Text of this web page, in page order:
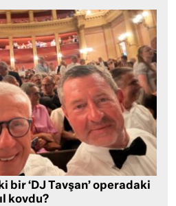
bir ‘DJ Tavşan’ operadaki
kovdu?